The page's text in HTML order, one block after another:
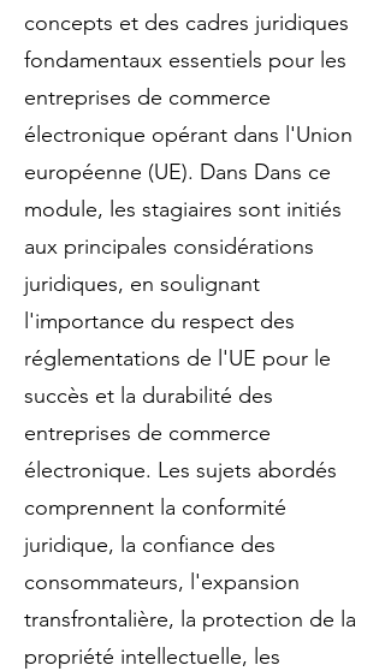
concepts et des cadres juridiques
fondamentaux essentiels pour les
entreprises de commerce
électronique opérant dans l'Union
européenne (UE). Dans Dans ce
module, les stagiaires sont initiés
aux principales considérations
juridiques, en soulignant
l'importance du respect des
réglementations de l'UE pour le
succès et la durabilité des
entreprises de commerce
électronique. Les sujets abordés
comprennent la conformité
juridique, la confiance des
consommateurs, l'expansion
transfrontalière, la protection de la
propriété intellectuelle, les